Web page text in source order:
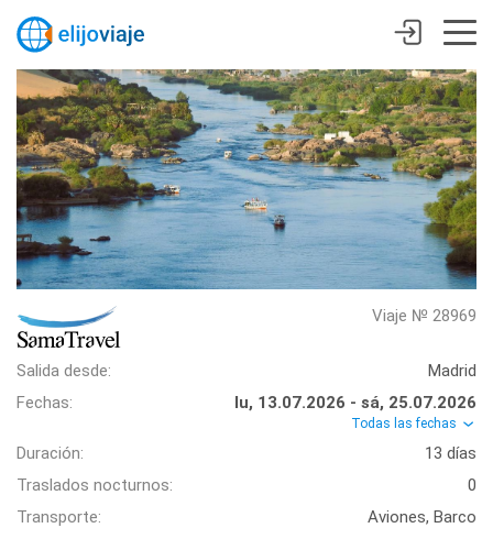
Viaje № 28969
Salida desde:
Madrid
Fechas:
lu, 13.07.2026 - sá, 25.07.2026
Todas las fechas
Duración:
13 días
Traslados nocturnos:
0
Transporte:
Aviones, Barco